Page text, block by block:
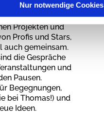
Nur notwendige Cookies
gibt es in jedem
eine Mischung
Projekten und
Profis und Stars,
auch gemeinsam.
die Gespräche
und
Pausen.
Begegnungen,
bei Thomas!) und
Ideen.